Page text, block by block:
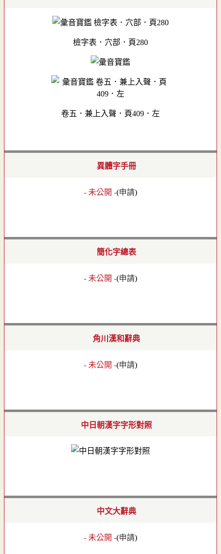
檢字表．穴部．頁280
卷五．兼上入聲．頁409．左
異體字手冊
- 未公開 -(申請)
簡化字總表
- 未公開 -(申請)
角川漢和辭典
- 未公開 -(申請)
中日朝漢字字形對照
中文大辭典
- 未公開 -(申請)